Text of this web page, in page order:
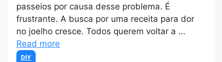
passeios por causa desse problema. É
frustrante. A busca por uma receita para dor
no joelho cresce. Todos querem voltar a …
Read more
Categories
DIY